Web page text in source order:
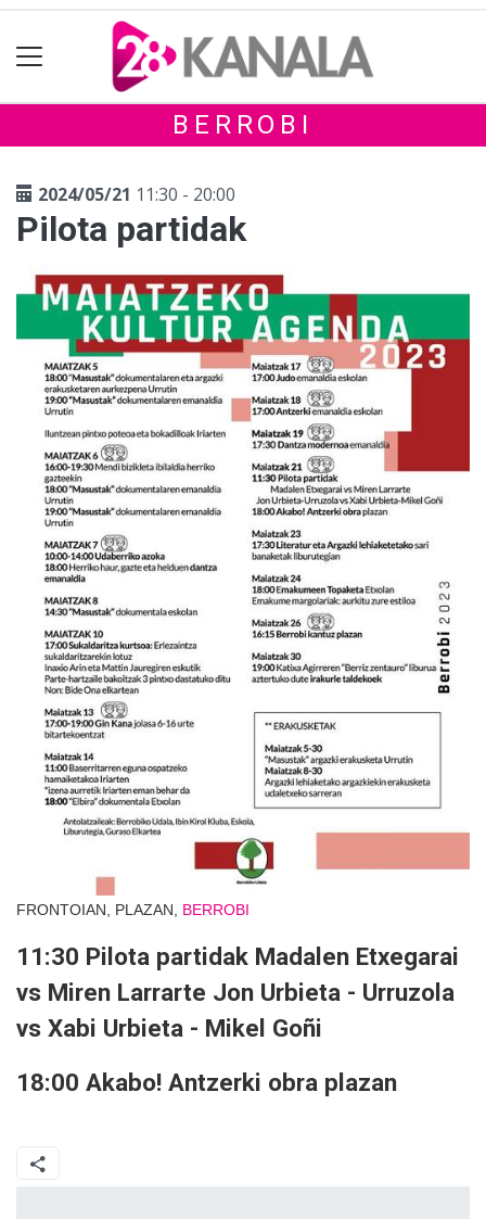
BERROBI
2024/05/21 11:30 - 20:00
Pilota partidak
FRONTOIAN, PLAZAN, BERROBI
11:30 Pilota partidak Madalen Etxegarai
vs Miren Larrarte Jon Urbieta - Urruzola
vs Xabi Urbieta - Mikel Goñi
18:00 Akabo! Antzerki obra plazan